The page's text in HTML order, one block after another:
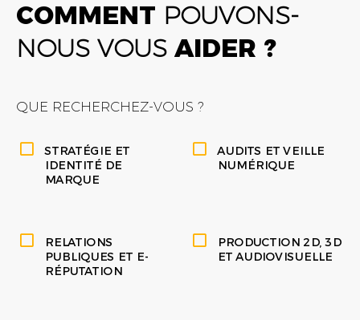
COMMENT POUVONS-
NOUS VOUS AIDER ?
QUE RECHERCHEZ-VOUS ?
STRATÉGIE ET
IDENTITÉ DE
MARQUE
AUDITS ET VEILLE
NUMÉRIQUE
RELATIONS
PUBLIQUES ET E-
RÉPUTATION
PRODUCTION 2D, 3D
ET AUDIOVISUELLE